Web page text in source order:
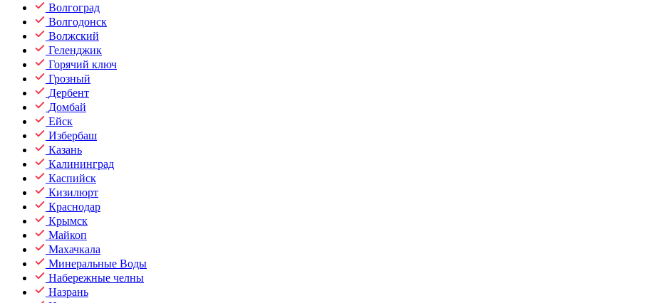
Волгоград
Волгодонск
Волжский
Геленджик
Горячий ключ
Грозный
Дербент
Домбай
Ейск
Избербаш
Казань
Калининград
Каспийск
Кизилюрт
Краснодар
Крымск
Майкоп
Махачкала
Минеральные Воды
Набережные челны
Назрань